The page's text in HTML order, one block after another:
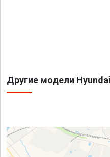
Другие модели Hyundai